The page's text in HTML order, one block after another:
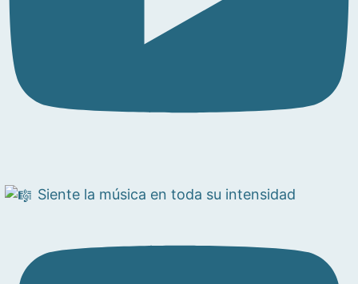
Siente la música en toda su intensidad